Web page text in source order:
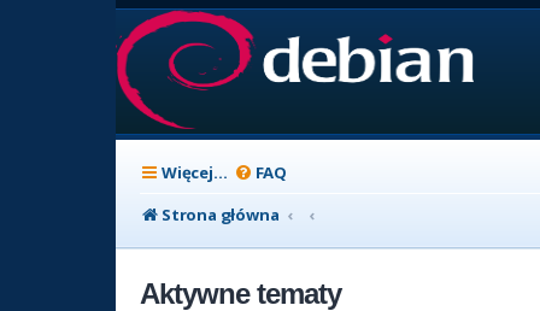
Więcej… FAQ
Strona główna
Aktywne tematy